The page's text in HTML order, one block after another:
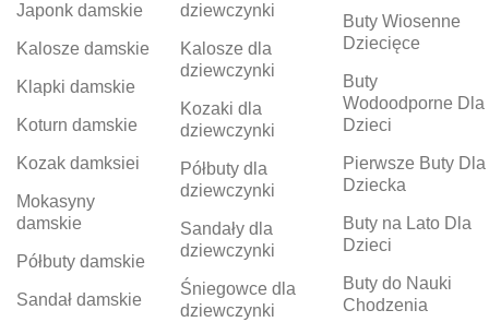
Japonk damskie
Kalosze damskie
Klapki damskie
Koturn damskie
Kozak damksiei
Mokasyny
damskie
Półbuty damskie
Sandał damskie
dziewczynki
Kalosze dla
dziewczynki
Kozaki dla
dziewczynki
Półbuty dla
dziewczynki
Sandały dla
dziewczynki
Śniegowce dla
dziewczynki
Buty Wiosenne
Dziecięce
Buty
Wodoodporne Dla
Dzieci
Pierwsze Buty Dla
Dziecka
Buty na Lato Dla
Dzieci
Buty do Nauki
Chodzenia